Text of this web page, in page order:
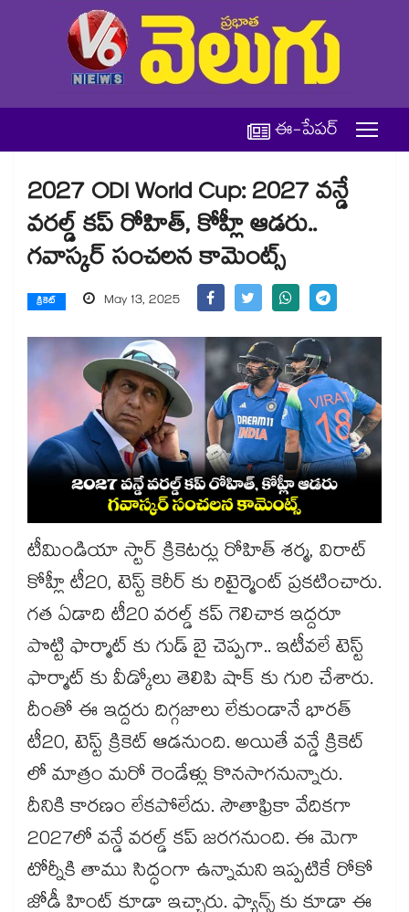
ఈ-పేపర్
2027 ODI World Cup: 2027 వన్డే
వరల్డ్ కప్ రోహిత్, కోహ్లీ ఆడరు..
గవాస్కర్ సంచలన కామెంట్స్
క్రికెట్ May 13, 2025
టీమిండియా స్టార్ క్రికెటర్లు రోహిత్ శర్మ, విరాట్
కోహ్లీ టీ20, టెస్ట్ కెరీర్ కు రిటైర్మెంట్ ప్రకటించారు.
గత ఏడాది టీ20 వరల్డ్ కప్ గెలిచాక ఇద్దరూ
పొట్టి ఫార్మాట్ కు గుడ్ బై చెప్పగా.. ఇటీవలే టెస్ట్
ఫార్మాట్ కు వీడ్కోలు తెలిపి షాక్ కు గురి చేశారు.
దీంతో ఈ ఇద్దరు దిగ్గజాలు లేకుండానే భారత్
టీ20, టెస్ట్ క్రికెట్ ఆడనుంది. అయితే వన్డే క్రికెట్
లో మాత్రం మరో రెండేళ్లు కొనసాగనున్నారు.
దీనికి కారణం లేకపోలేదు. సౌతాఫ్రికా వేదికగా
2027లో వన్డే వరల్డ్ కప్ జరగనుంది. ఈ మెగా
టోర్నీకి తాము సిద్ధంగా ఉన్నామని ఇప్పటికే రోకో
జోడీ హింట్ కూడా ఇచ్చారు. ఫ్యాన్స్ కు కూడా ఈ